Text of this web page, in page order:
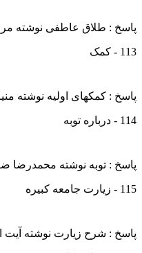
پاسخ : طلاق عاطفی نوشته
113 - کمک
پاسخ : کمکهای اولیه نوشته
114 - درباره توبه
پاسخ : توبه نوشته محمدرضا
115 - زیارت جامعه کبیره
پاسخ : شرح زیارت نوشته آیت